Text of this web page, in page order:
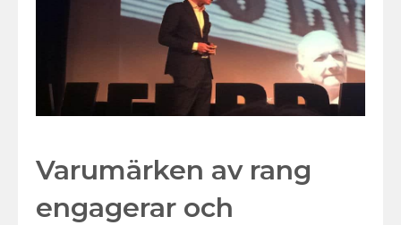
Varumärken av rang
engagerar och